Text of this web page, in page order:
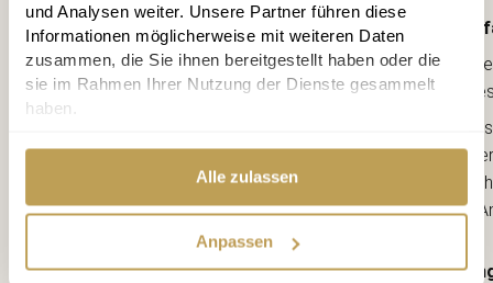
und Analysen weiter. Unsere Partner führen diese
Informationen möglicherweise mit weiteren Daten
zusammen, die Sie ihnen bereitgestellt haben oder die
sie im Rahmen Ihrer Nutzung der Dienste gesammelt
haben.
Alle zulassen
Anpassen
12163
(Ecke
-->